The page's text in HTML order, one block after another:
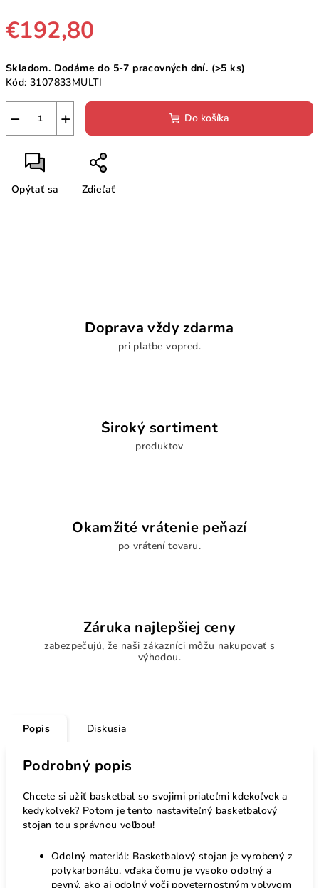
€192,80
cena:
Skladom. Dodáme do 5-7 pracovných dní. (>5 ks)
Kód: 3107833MULTI
+
− Do košíka
Opýtať sa Zdieľať
Doprava vždy zdarma
pri platbe vopred.
Široký sortiment
produktov
Okamžité vrátenie peňazí
po vrátení tovaru.
Záruka najlepšiej ceny
zabezpečujú, že naši zákazníci môžu nakupovať s
výhodou.
Popis Diskusia
Podrobný popis
Chcete si užiť basketbal so svojimi priateľmi kdekoľvek a
kedykoľvek? Potom je tento nastaviteľný basketbalový
stojan tou správnou voľbou!
Odolný materiál: Basketbalový stojan je vyrobený z
polykarbonátu, vďaka čomu je vysoko odolný a
pevný, ako aj odolný voči poveternostným vplyvom